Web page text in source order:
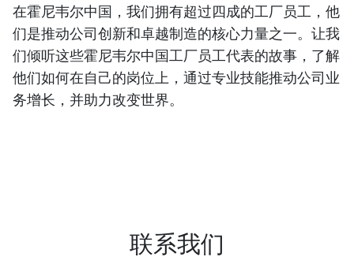
在霍尼韦尔中国，我们拥有超过四成的工厂员工，他
们是推动公司创新和卓越制造的核心力量之一。让我
们倾听这些霍尼韦尔中国工厂员工代表的故事，了解
他们如何在自己的岗位上，通过专业技能推动公司业
务增长，并助力改变世界。
联系我们